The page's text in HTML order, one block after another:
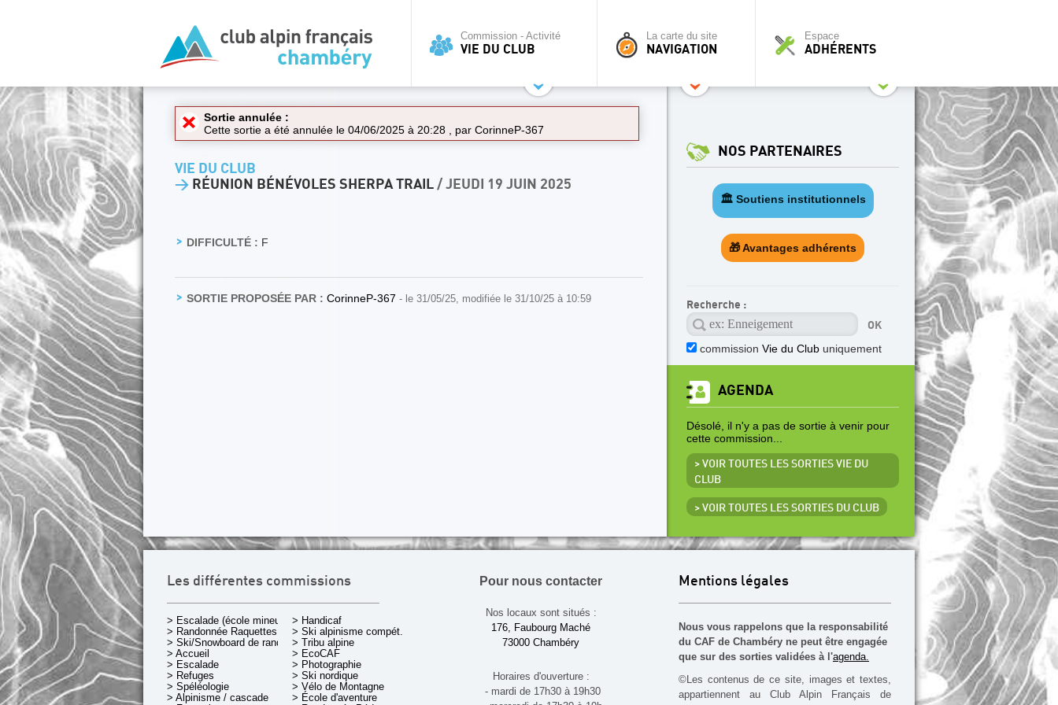
Commission - Activité
VIE DU CLUB
La carte du site
NAVIGATION
Espace
ADHÉRENTS
Sortie annulée :
Cette sortie a été annulée le 04/06/2025 à 20:28 , par CorinneP-367
VIE DU CLUB
> RÉUNION BÉNÉVOLES SHERPA TRAIL / JEUDI 19 JUIN 2025
DIFFICULTÉ : F
SORTIE PROPOSÉE PAR : CorinneP-367 - le 31/05/25, modifiée le 31/10/25 à 10:59
NOS PARTENAIRES
🏛️ Soutiens institutionnels
🎁 Avantages adhérents
Recherche :
commission Vie du Club uniquement
AGENDA
Désolé, il n'y a pas de sortie à venir pour
cette commission...
> VOIR TOUTES LES SORTIES VIE DU
CLUB
> VOIR TOUTES LES SORTIES DU CLUB
Les différentes commissions
> Escalade (école mineurs)
> Randonnée Raquettes
> Ski/Snowboard de rando.
> Accueil
> Escalade
> Refuges
> Spéléologie
> Alpinisme / cascade
> Handicaf
> Ski alpinisme compét.
> Tribu alpine
> EcoCAF
> Photographie
> Ski nordique
> Vélo de Montagne
> École d'aventure
Pour nous contacter
Nos locaux sont situés :
176, Faubourg Maché
73000 Chambéry
Horaires d'ouverture :
- mardi de 17h30 à 19h30
Mentions légales
Nous vous rappelons que la responsabilité
du CAF de Chambéry ne peut être engagée
que sur des sorties validées à l'agenda.
©Les contenus de ce site, images et textes,
appartiennent au Club Alpin Français de